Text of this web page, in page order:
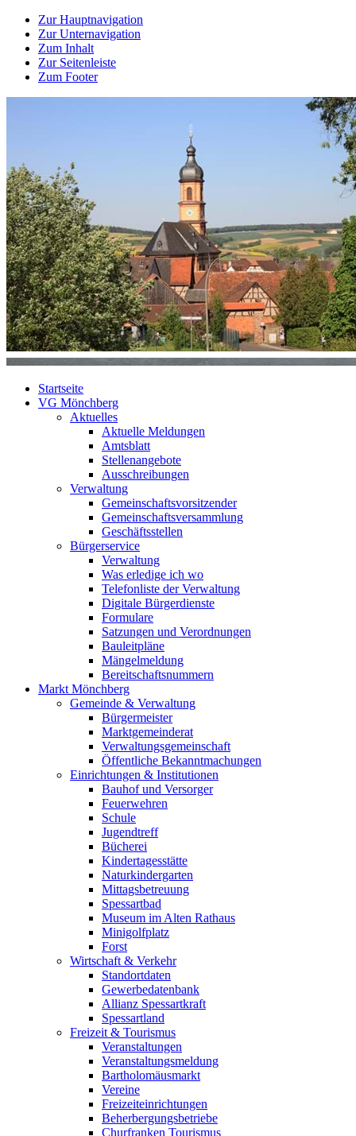
Zur Hauptnavigation
Zur Unternavigation
Zum Inhalt
Zur Seitenleiste
Zum Footer
Startseite
VG Mönchberg
Aktuelles
Aktuelle Meldungen
Amtsblatt
Stellenangebote
Ausschreibungen
Verwaltung
Gemeinschaftsvorsitzender
Gemeinschaftsversammlung
Geschäftsstellen
Bürgerservice
Verwaltung
Was erledige ich wo
Telefonliste der Verwaltung
Digitale Bürgerdienste
Formulare
Satzungen und Verordnungen
Bauleitpläne
Mängelmeldung
Bereitschaftsnummern
Markt Mönchberg
Gemeinde & Verwaltung
Bürgermeister
Marktgemeinderat
Verwaltungsgemeinschaft
Öffentliche Bekanntmachungen
Einrichtungen & Institutionen
Bauhof und Versorger
Feuerwehren
Schule
Jugendtreff
Bücherei
Kindertagesstätte
Naturkindergarten
Mittagsbetreuung
Spessartbad
Museum im Alten Rathaus
Minigolfplatz
Forst
Wirtschaft & Verkehr
Standortdaten
Gewerbedatenbank
Allianz Spessartkraft
Spessartland
Freizeit & Tourismus
Veranstaltungen
Veranstaltungsmeldung
Bartholomäusmarkt
Vereine
Freizeiteinrichtungen
Beherbergungsbetriebe
Churfranken Tourismus